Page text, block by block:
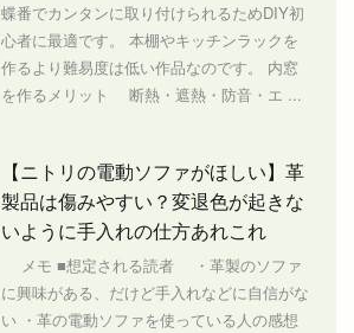
蝶番でカンタンに取り付けられるためDIY初
心者に最適です。 本棚やキッチンラックを
作るより難易度は低い作品なのです。 内窓
を作るメリット 断熱・遮熱・防音・エ ...
【ニトリの電動ソファがほしい】革
製品は傷みやすい？変退色が起きな
いように手入れの仕方あれこれ
メモ ■想定される読者 ・革製のソファ
に興味がある、だけど手入れなどに自信がな
い ・革の電動ソファを使っている人の感想